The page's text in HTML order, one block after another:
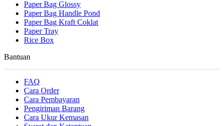
Paper Bag Glossy
Paper Bag Handle Pond
Paper Bag Kraft Coklat
Paper Tray
Rice Box
Bantuan
FAQ
Cara Order
Cara Pembayaran
Pengiriman Barang
Cara Ukur Kemasan